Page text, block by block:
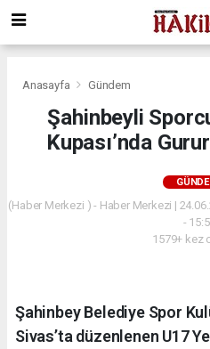
Anasayfa Gündem
Şahinbeyli
Kupası’nda
(Haber Merkezi ) - Haber Merkezi |
-
1579+ kez
Şahinbey Belediye Spor
Sivas’ta düzenlenen U17